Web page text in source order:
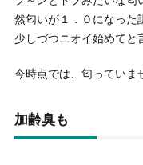
然匂いが１．０になっ
少しづつニオイ始めてと
今時点では、匂っていま
加齢臭も